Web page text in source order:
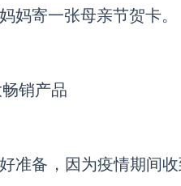
妈寄一张母亲节贺卡。
准备，因为疫情期间